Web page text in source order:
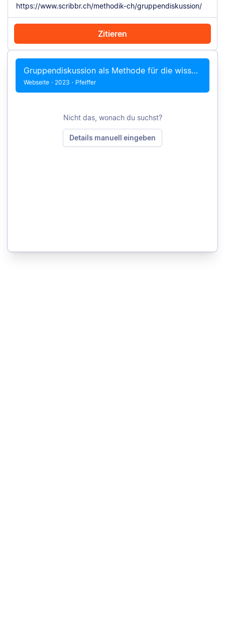
Zitieren
Mit Chrome zitieren Manuell zitieren
Gruppendiskussion als Methode für die wissenschaftliche Arbeit + Beispiele
Webseite · 2023 · Pfeiffer
Nicht das, wonach du suchst?
Details manuell eingeben